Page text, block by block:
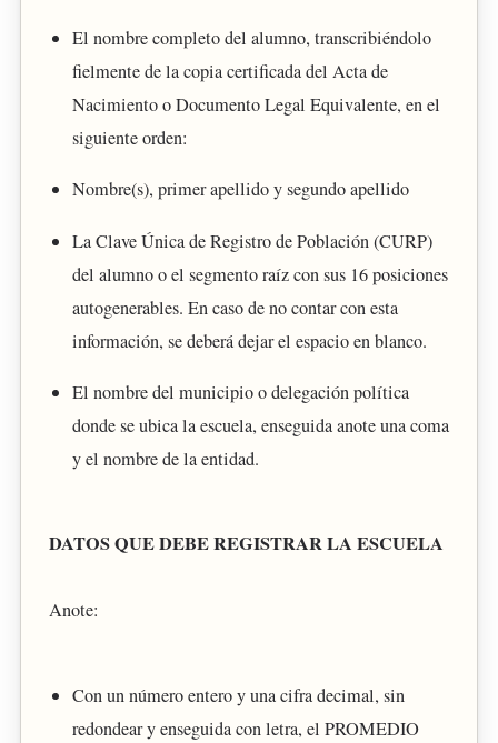
El nombre completo del alumno, transcribiéndolo
fielmente de la copia certificada del Acta de
Nacimiento o Documento Legal Equivalente, en el
siguiente orden:
Nombre(s), primer apellido y segundo apellido
La Clave Única de Registro de Población (CURP)
del alumno o el segmento raíz con sus 16 posiciones
autogenerables. En caso de no contar con esta
información, se deberá dejar el espacio en blanco.
El nombre del municipio o delegación política
donde se ubica la escuela, enseguida anote una coma
y el nombre de la entidad.
DATOS QUE DEBE REGISTRAR LA ESCUELA
Anote:
Con un número entero y una cifra decimal, sin
redondear y enseguida con letra, el PROMEDIO